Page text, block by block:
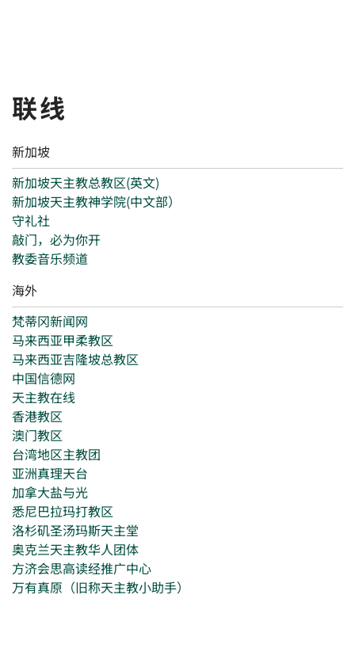
联线
新加坡
新加坡天主教总教区(英文)
新加坡天主教神学院(中文部）
守礼社
敲门，必为你开
教委音乐频道
海外
梵蒂冈新闻网
马来西亚甲柔教区
马来西亚吉隆坡总教区
中国信德网
天主教在线
香港教区
澳门教区
台湾地区主教团
亚洲真理天台
加拿大盐与光
悉尼巴拉玛打教区
洛杉矶圣汤玛斯天主堂
奥克兰天主教华人团体
方济会思高读经推广中心
万有真原（旧称天主教小助手）